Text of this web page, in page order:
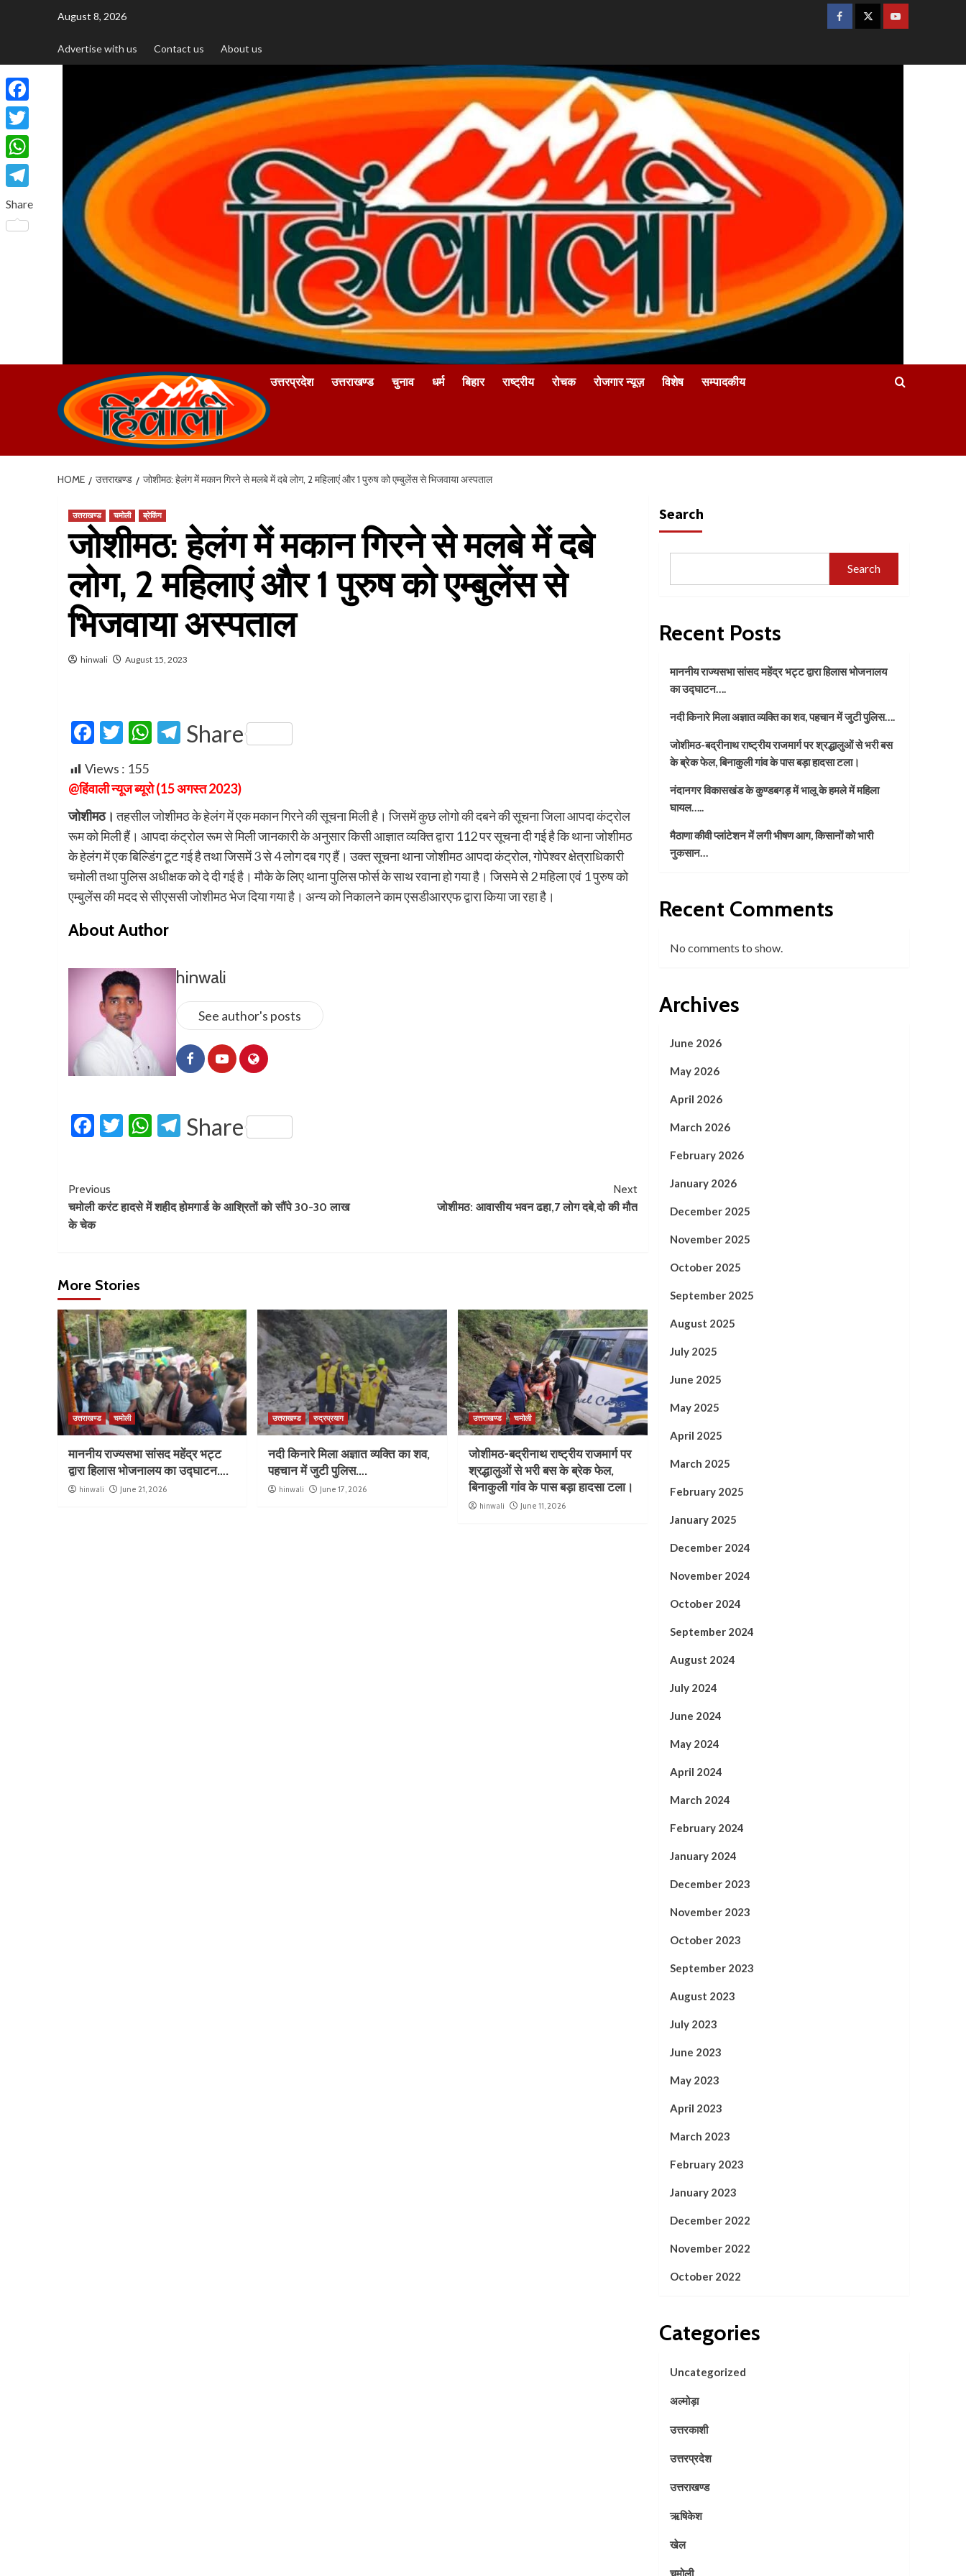
August 8, 2026
Advertise with us Contact us About us
उत्तरप्रदेश उत्तराखण्ड चुनाव धर्म बिहार राष्ट्रीय रोचक रोजगार न्यूज़ विशेष सम्पादकीय
HOME उत्तराखण्ड जोशीमठ: हेलंग में मकान गिरने से मलबे में दबे लोग, 2 महिलाएं और 1 पुरुष को एम्बुलेंस से भिजवाया अस्पताल
उत्तराखण्ड चमोली ब्रेकिंग
जोशीमठ: हेलंग में मकान गिरने से मलबे में दबे
लोग, 2 महिलाएं और 1 पुरुष को एम्बुलेंस से
भिजवाया अस्पताल
hinwali August 15, 2023
Facebook
Twitter
WhatsApp
Telegram
Share
Views : 155
@हिंवाली न्यूज ब्यूरो (15 अगस्त 2023)
जोशीमठ। तहसील जोशीमठ के हेलंग में एक मकान गिरने की सूचना मिली है। जिसमें कुछ लोगो की दबने की सूचना जिला आपदा कंट्रोल
रूम को मिली हैं। आपदा कंट्रोल रूम से मिली जानकारी के अनुसार किसी आज्ञात व्यक्ति द्वारा 112 पर सूचना दी गई है कि थाना जोशीमठ
के हेलंग में एक बिल्डिंग टूट गई है तथा जिसमें 3 से 4 लोग दब गए हैं। उक्त सूचना थाना जोशीमठ आपदा कंट्रोल, गोपेश्वर क्षेत्राधिकारी
चमोली तथा पुलिस अधीक्षक को दे दी गई है। मौके के लिए थाना पुलिस फोर्स के साथ रवाना हो गया है। जिसमे से 2 महिला एवं 1 पुरुष को
एम्बुलेंस की मदद से सीएससी जोशीमठ भेज दिया गया है। अन्य को निकालने काम एसडीआरएफ द्वारा किया जा रहा है।
About Author
hinwali
See author's posts
Facebook
Twitter
WhatsApp
Telegram
Share
Previous
चमोली करंट हादसे में शहीद होमगार्ड के आश्रितों को सौंपे 30-30 लाख
के चेक
Next
जोशीमठ: आवासीय भवन ढहा,7 लोग दबे,दो की मौत
More Stories
उत्तराखण्ड चमोली
माननीय राज्यसभा सांसद महेंद्र भट्ट
द्वारा हिलास भोजनालय का उद्घाटन….
hinwali June 21, 2026
उत्तराखण्ड रुद्रप्रयाग
नदी किनारे मिला अज्ञात व्यक्ति का शव,
पहचान में जुटी पुलिस….
hinwali June 17, 2026
उत्तराखण्ड चमोली
जोशीमठ-बद्रीनाथ राष्ट्रीय राजमार्ग पर
श्रद्धालुओं से भरी बस के ब्रेक फेल,
बिनाकुली गांव के पास बड़ा हादसा टला।
hinwali June 11, 2026
Search
Search
Recent Posts
माननीय राज्यसभा सांसद महेंद्र भट्ट द्वारा हिलास भोजनालय
का उद्घाटन….
नदी किनारे मिला अज्ञात व्यक्ति का शव, पहचान में जुटी पुलिस….
जोशीमठ-बद्रीनाथ राष्ट्रीय राजमार्ग पर श्रद्धालुओं से भरी बस
के ब्रेक फेल, बिनाकुली गांव के पास बड़ा हादसा टला।
नंदानगर विकासखंड के कुण्डबगड़ में भालू के हमले में महिला
घायल…..
मैठाणा कीवी प्लांटेशन में लगी भीषण आग, किसानों को भारी
नुकसान…
Recent Comments
No comments to show.
Archives
June 2026
May 2026
April 2026
March 2026
February 2026
January 2026
December 2025
November 2025
October 2025
September 2025
August 2025
July 2025
June 2025
May 2025
April 2025
March 2025
February 2025
January 2025
December 2024
November 2024
October 2024
September 2024
August 2024
July 2024
June 2024
May 2024
April 2024
March 2024
February 2024
January 2024
December 2023
November 2023
October 2023
September 2023
August 2023
July 2023
June 2023
May 2023
April 2023
March 2023
February 2023
January 2023
December 2022
November 2022
October 2022
Categories
Uncategorized
अल्मोड़ा
उत्तरकाशी
उत्तरप्रदेश
उत्तराखण्ड
ऋषिकेश
खेल
चमोली
Facebook
Twitter
WhatsApp
Telegram
Share